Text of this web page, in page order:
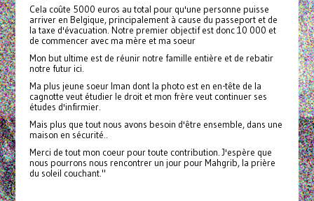
Cela coûte 5000 euros au total pour qu'une personne puisse
arriver en Belgique, principalement à cause du passeport et de
la taxe d'évacuation. Notre premier objectif est donc 10 000 et
de commencer avec ma mère et ma soeur
Mon but ultime est de réunir notre famille entière et de rebatir
notre futur ici.
Ma plus jeune soeur Iman dont la photo est en en-tête de la
cagnotte veut étudier le droit et mon frère veut continuer ses
études d'infirmier.
Mais plus que tout nous avons besoin d'être ensemble, dans une
maison en sécurité..
Merci de tout mon coeur pour toute contribution. J'espère que
nous pourrons nous rencontrer un jour pour Mahgrib, la prière
du soleil couchant."